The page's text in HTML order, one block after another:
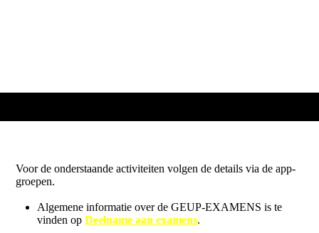
Voor de onderstaande activiteiten volgen de details via de app-
groepen.
Algemene informatie over de GEUP-EXAMENS is te
vinden opDeelname aan examens.